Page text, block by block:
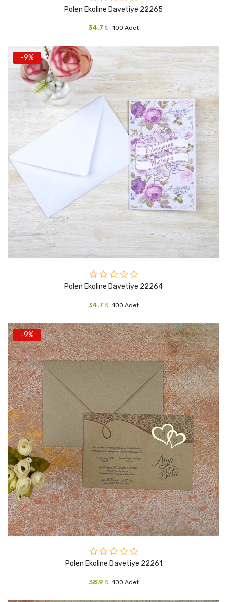
Polen Ekoline Davetiye 22265
34.7 ₺ 100 Adet
-9%
Polen Ekoline Davetiye 22264
34.7 ₺ 100 Adet
-9%
Polen Ekoline Davetiye 22261
38.9 ₺ 100 Adet